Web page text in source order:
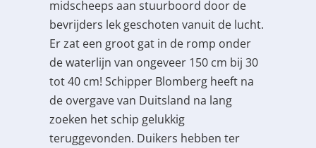
midscheeps aan stuurboord door de
bevrijders lek geschoten vanuit de lucht.
Er zat een groot gat in de romp onder
de waterlijn van ongeveer 150 cm bij 30
tot 40 cm! Schipper Blomberg heeft na
de overgave van Duitsland na lang
zoeken het schip gelukkig
teruggevonden. Duikers hebben ter